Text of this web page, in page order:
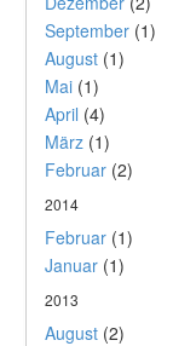
September (1)
August (1)
Mai (1)
April (4)
März (1)
Februar (2)
2014
Februar (1)
Januar (1)
2013
August (2)